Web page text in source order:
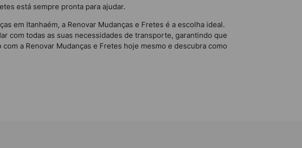
está sempre pronta para ajudar.
em Itanhaém, a Renovar Mudanças e Fretes é a escolha ideal.
com todas as suas necessidades de transporte, garantindo que
a Renovar Mudanças e Fretes hoje mesmo e descubra como